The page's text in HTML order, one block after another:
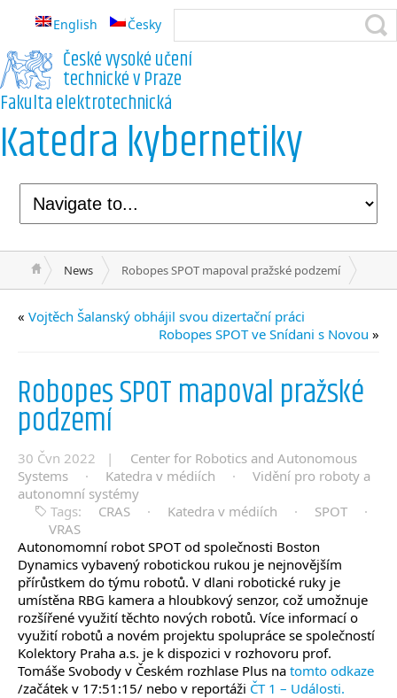
English Česky
České vysoké učení
technické v Praze
Fakulta elektrotechnická
Katedra kybernetiky
News Robopes SPOT mapoval pražské podzemí
« Vojtěch Šalanský obhájil svou dizertační práci
Robopes SPOT ve Snídani s Novou »
Robopes SPOT mapoval pražské
podzemí
30 Čvn 2022 |
Center for Robotics and Autonomous
Systems
· Katedra v médiích ·
Vidění pro roboty a
autonomní systémy
Tags:
CRAS · Katedra v médiích · SPOT
·
VRAS
Autonomomní robot SPOT od společnosti Boston
Dynamics vybavený robotickou rukou je nejnovějším
přírůstkem do týmu robotů. V dlani robotické ruky je
umístěna RBG kamera a hloubkový senzor, což umožnuje
rozšířené využití těchto nových robotů. Více informací o
využití robotů a novém projektu spolupráce se společností
Kolektory Praha a.s. je k dispozici v rozhovoru prof.
Tomáše Svobody v Českém rozhlase Plus na tomto odkaze
/začátek v 17:51:15/ nebo v reportáži ČT 1 – Události.